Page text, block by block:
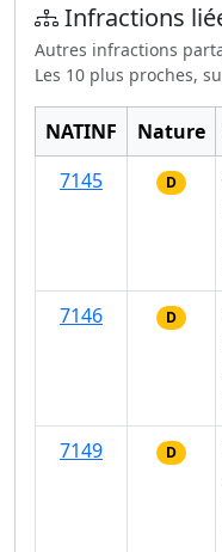
Infractions
Autres infractions
Les 10 plus proches,
NATINF Nature
7145
D
7146
D
7149
D